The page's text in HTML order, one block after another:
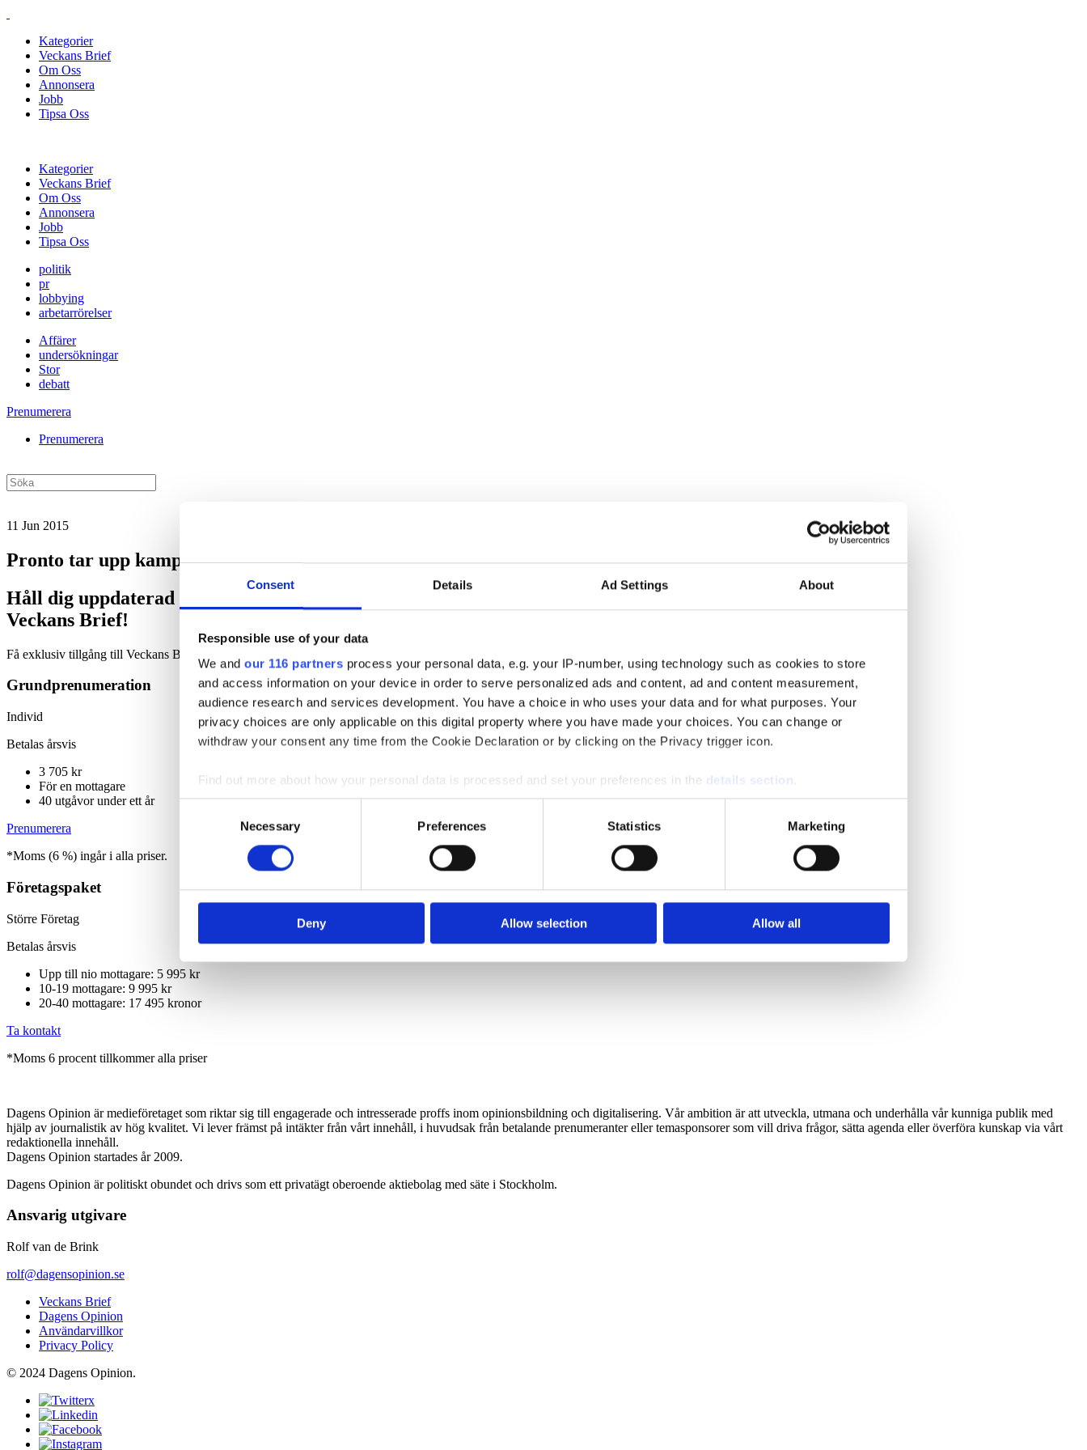
Consent Details Ad Settings About
Responsible use of your data
We and our 116 partners process your personal data, e.g. your IP-number, using technology such as cookies to store
and access information on your device in order to serve personalized ads and content, ad and content measurement,
audience research and services development. You have a choice in who uses your data and for what purposes. Your
privacy choices are only applicable on this digital property where you have made your choices. You can change or
withdraw your consent any time from the Cookie Declaration or by clicking on the Privacy trigger icon.
Find out more about how your personal data is processed and set your preferences in the details section
We use cookies to personalise content and ads, to provide social media features and to analyse our traffic. We also share
information about your use of our site with our social media, advertising and analytics partners who may combine it with
other information that you’ve provided to them or that they’ve collected from your use of their services.
Necessary Preferences Statistics Marketing
Deny Allow selection Allow all
Kategorier
Veckans Brief
Om Oss
Annonsera
Jobb
Tipsa Oss
Kategorier
Veckans Brief
Om Oss
Annonsera
Jobb
Tipsa Oss
politik
pr
lobbying
arbetarrörelser
Affärer
undersökningar
Stor
debatt
Prenumerera
Prenumerera
11 Jun 2015
Pronto tar upp kampen med mediebevakarna
Håll dig uppdaterad med
Veckans Brief!
Få exklusiv tillgång till Veckans Brief, den essentiella läsningen för alla som driver opinionsbildning och samhällsförändring, genom en prenumeration på Dagens Opinion.
Grundprenumeration
Individ
Betalas årsvis
3 705 kr
För en mottagare
40 utgåvor under ett år
Prenumerera
*Moms (6 %) ingår i alla priser.
Företagspaket
Större Företag
Betalas årsvis
Upp till nio mottagare: 5 995 kr
10-19 mottagare: 9 995 kr
20-40 mottagare: 17 495 kronor
Ta kontakt
*Moms 6 procent tillkommer alla priser
Dagens Opinion är medieföretaget som riktar sig till engagerade och intresserade proffs inom opinionsbildning och digitalisering. Vår ambition är att utveckla, utmana och underhålla vår kunniga publik med
hjälp av journalistik av hög kvalitet. Vi lever främst på intäkter från vårt innehåll, i huvudsak från betalande prenumeranter eller temasponsorer som vill driva frågor, sätta agenda eller överföra kunskap via vårt
redaktionella innehåll.
Dagens Opinion startades år 2009.
Dagens Opinion är politiskt obundet och drivs som ett privatägt oberoende aktiebolag med säte i Stockholm.
Ansvarig utgivare
Rolf van de Brink
rolf@dagensopinion.se
Veckans Brief
Dagens Opinion
Användarvillkor
Privacy Policy
© 2024 Dagens Opinion.